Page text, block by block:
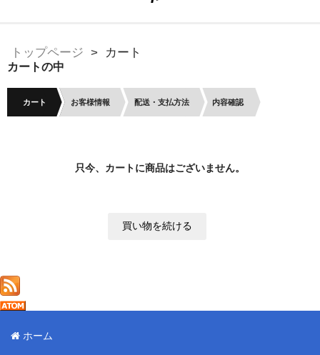
トップページ カート
カートの中
カート お客様情報 配送・支払方法 内容確認
只今、カートに商品はございません。
ホーム